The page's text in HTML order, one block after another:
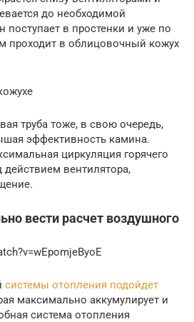
до необходимой
поступает в простенки и уже по
проходит в облицовочный кожух
труба тоже, в свою очередь,
эффективность камина.
циркуляция горячего
действием вентилятора,
вести расчет воздушного
системы отопления подойдет
максимально аккумулирует и
система отопления